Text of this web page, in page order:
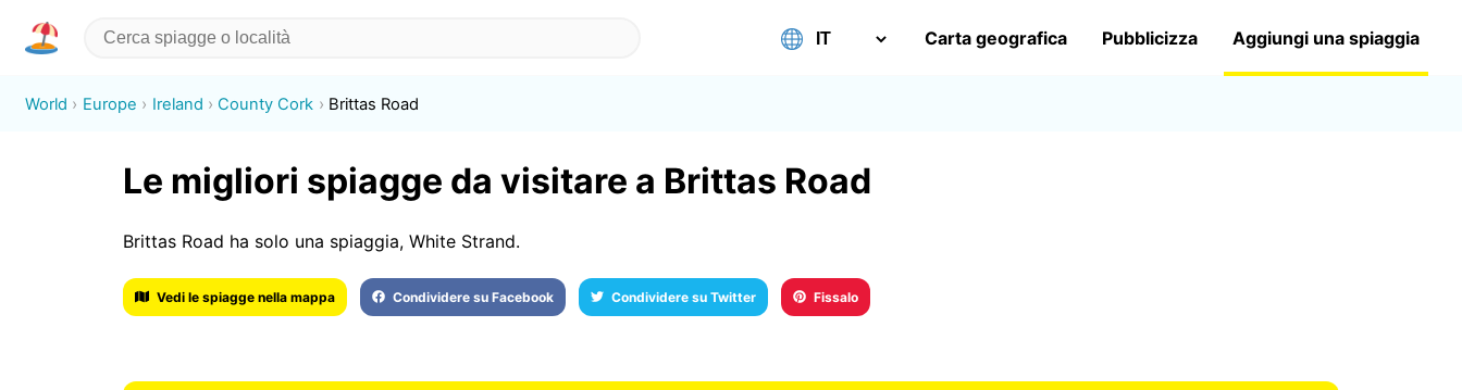
Carta geografica Pubblicizza Aggiungi una spiaggia
World Europe Ireland County Cork Brittas Road
Le migliori spiagge da visitare a Brittas Road
Brittas Road ha solo una spiaggia, White Strand.
Vedi le spiagge nella mappa Condividere su Facebook Condividere su Twitter Fissalo